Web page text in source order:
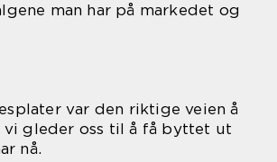
man har på markedet og
var den riktige veien å
vi gleder oss til å få byttet ut
nå.